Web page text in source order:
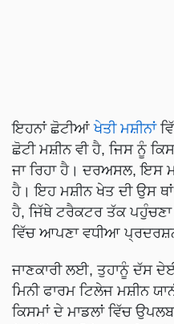
ਇਹਨਾਂ ਛੋਟੀਆਂਖੇਤੀ ਮਸ਼ੀਨਾਂ
ਛੋਟੀ ਮਸ਼ੀਨ ਵੀ ਹੈ, ਜਿਸ ਨੂੰ
ਜਾ ਰਿਹਾ ਹੈ। ਦਰਅਸਲ, ਇਸ
ਹੈ। ਇਹ ਮਸ਼ੀਨ ਖੇਤ ਦੀ ਉਸ
ਹੈ, ਜਿੱਥੇ ਟਰੈਕਟਰ ਤੱਕ
ਵਿੱਚ ਆਪਣਾ ਵਧੀਆ
ਜਾਣਕਾਰੀ ਲਈ, ਤੁਹਾਨੂੰ ਦੱਸ
ਮਿਨੀ ਫਾਰਮ ਟਿਲੇਜ ਮਸ਼ੀਨ
ਕਿਸਮਾਂ ਦੇ ਮਾਡਲਾਂ ਵਿੱਚ